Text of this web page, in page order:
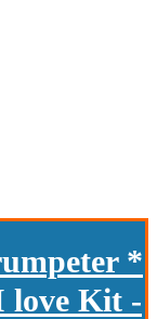
*
love Kit -